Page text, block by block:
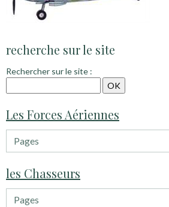
recherche sur le site
Rechercher sur le site :
Les Forces Aériennes
les Chasseurs